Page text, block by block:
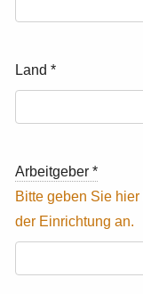
Land*
Arbeitgeber*